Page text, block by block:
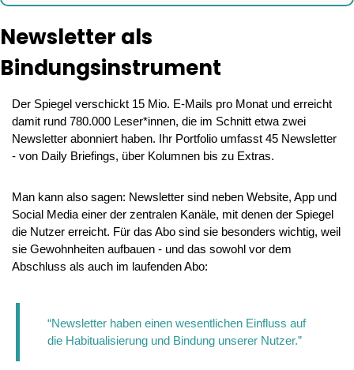
Newsletter als
Bindungsinstrument
Der Spiegel verschickt 15 Mio. E-Mails pro Monat und erreicht
damit rund 780.000 Leser*innen, die im Schnitt etwa zwei
Newsletter abonniert haben. Ihr Portfolio umfasst 45 Newsletter
- von Daily Briefings, über Kolumnen bis zu Extras.
Man kann also sagen: Newsletter sind neben Website, App und
Social Media einer der zentralen Kanäle, mit denen der Spiegel
die Nutzer erreicht. Für das Abo sind sie besonders wichtig, weil
sie Gewohnheiten aufbauen - und das sowohl vor dem
Abschluss als auch im laufenden Abo:
“Newsletter haben einen wesentlichen Einfluss auf
die Habitualisierung und Bindung unserer Nutzer.”